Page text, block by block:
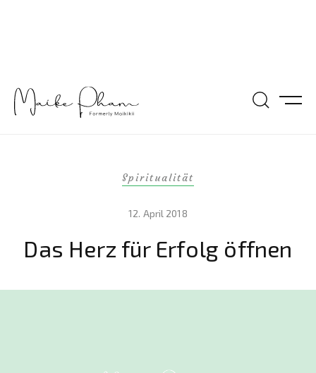
Spiritualität
12. April 2018
Das Herz für Erfolg öffnen